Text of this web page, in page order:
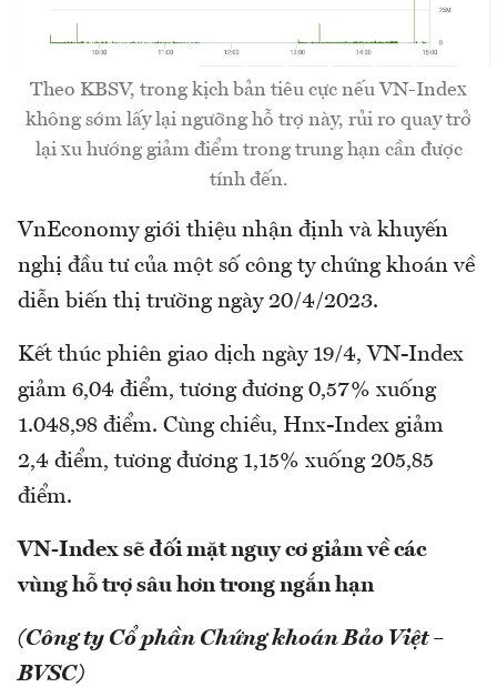
Theo KBSV, trong kịch bản tiêu cực nếu VN-Index
không sớm lấy lại ngưỡng hỗ trợ này, rủi ro quay trở
lại xu hướng giảm điểm trong trung hạn cần được
tính đến.
VnEconomy giới thiệu nhận định và khuyến
nghị đầu tư của một số công ty chứng khoán về
diễn biến thị trường ngày 20/4/2023.
Kết thúc phiên giao dịch ngày 19/4, VN-Index
giảm 6,04 điểm, tương đương 0,57% xuống
1.048,98 điểm. Cùng chiều, Hnx-Index giảm
2,4 điểm, tương đương 1,15% xuống 205,85
điểm.
VN-Index sẽ đối mặt nguy cơ giảm về các
vùng hỗ trợ sâu hơn trong ngắn hạn
(Công ty Cổ phần Chứng khoán Bảo Việt –
BVSC)